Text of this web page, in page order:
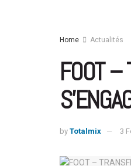
Home Actualités
FOOT –
by Totalmix 3